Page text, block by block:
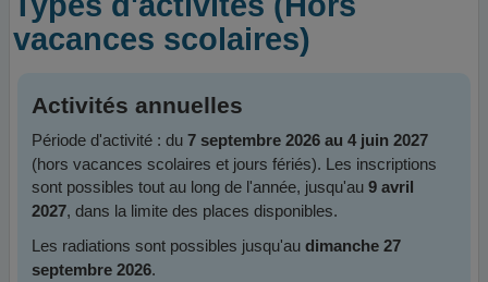
vacances scolaires)
Activités annuelles
Période d'activité : du 7 septembre 2026 au 4 juin 2027
(hors vacances scolaires et jours fériés). Les inscriptions
sont possibles tout au long de l'année, jusqu'au 9 avril
2027, dans la limite des places disponibles.
Les radiations sont possibles jusqu'au dimanche 27
septembre 2026.